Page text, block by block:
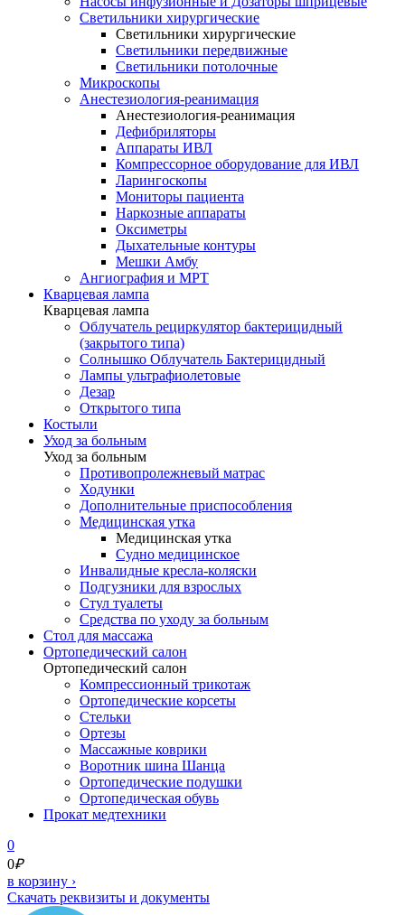
Светильники хирургические
Светильники хирургические
Светильники передвижные
Светильники потолочные
Микроскопы
Анестезиология-реанимация
Анестезиология-реанимация
Дефибриляторы
Аппараты ИВЛ
Компрессорное оборудование для ИВЛ
Ларингоскопы
Мониторы пациента
Наркозные аппараты
Оксиметры
Дыхательные контуры
Мешки Амбу
Ангиография и МРТ
Кварцевая лампа
Кварцевая лампа
Облучатель рециркулятор бактерицидный
(закрытого типа)
Солнышко Облучатель Бактерицидный
Лампы ультрафиолетовые
Дезар
Открытого типа
Костыли
Уход за больным
Уход за больным
Противопролежневый матрас
Ходунки
Дополнительные приспособления
Медицинская утка
Медицинская утка
Судно медицинское
Инвалидные кресла-коляски
Подгузники для взрослых
Стул туалеты
Средства по уходу за больным
Cтол для массажа
Ортопедический салон
Ортопедический салон
Компрессионный трикотаж
Ортопедические корсеты
Стельки
Ортезы
Массажные коврики
Воротник шина Шанца
Ортопедические подушки
Ортопедическая обувь
Прокат медтехники
0
0₽
в корзину ›
Скачать реквизиты и документы